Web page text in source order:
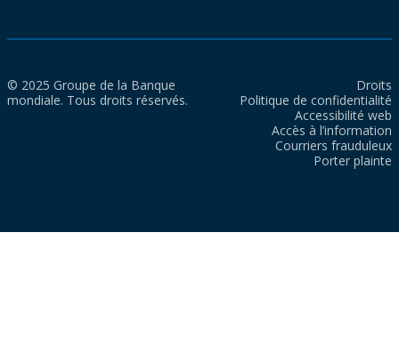
© 2025 Groupe de la Banque
mondiale. Tous droits réservés.
Droits
Politique de confidentialité
Accessibilité web
Accès à l’information
Courriers frauduleux
Porter plainte